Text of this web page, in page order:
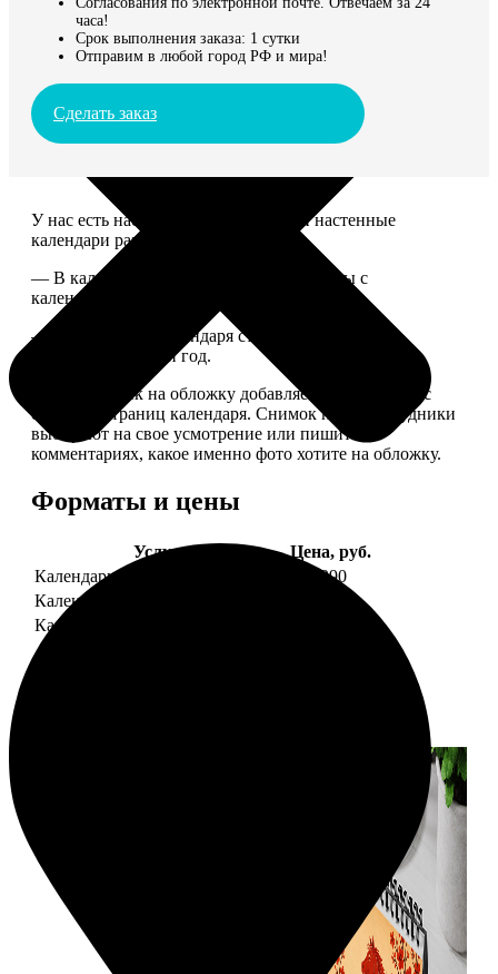
часа!
Срок выполнения заказа: 1 сутки
Отправим в любой город РФ и мира!
Сделать заказ
У нас есть настольные, магнитные и настенные
календари разных размеров.
— В календаре 13 листов: обложка+листы с
календарной сеткой.
— Обложка для календаря стандартная, дизайн
обновляем каждый год.
— В кружочек на обложку добавляем фотографию с
одной из страниц календаря. Снимок наши сотрудники
выбирают на свое усмотрение или пишите в
комментариях, какое именно фото хотите на обложку.
Форматы и цены
Услуга
Цена, руб.
Календарь настенный
от 1290
Календарь "домик"
Календарь магнитный отрывной